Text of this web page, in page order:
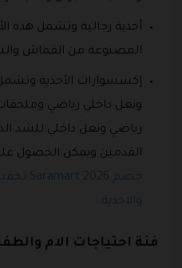
أحذية رجالية وتشمل هذه
المصنوعة من القماش
إكسسوارات الأحذية
ونعل داخلي رياضي
رياضي ونعل داخلي للشد
القدمين ويمكن الحصول
والاحذية.
فئة احتياجات الام